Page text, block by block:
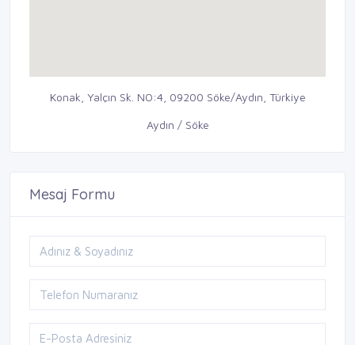
Konak, Yalçın Sk. NO:4, 09200 Söke/Aydın, Türkiye
Aydın / Söke
Mesaj Formu